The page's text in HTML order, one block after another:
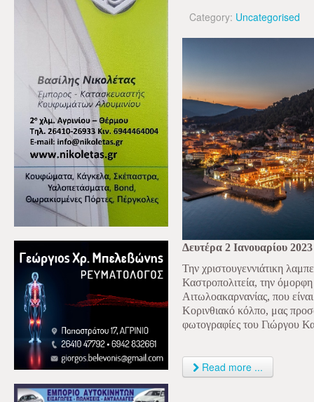
Category: Uncategorised
Δευτέρα 2 Ιανουαρίου 2023
Την χριστουγεννιάτικη
Καστροπολιτεία, την
Αιτωλοακαρνανίας, που
Κορινθιακό κόλπο, μας
φωτογραφίες του Γιώργου
Read more ...